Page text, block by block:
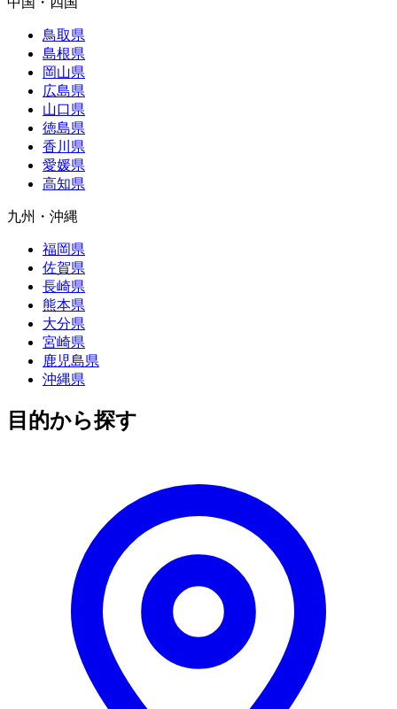
鳥取県
島根県
岡山県
広島県
山口県
徳島県
香川県
愛媛県
高知県
九州・沖縄
福岡県
佐賀県
長崎県
熊本県
大分県
宮崎県
鹿児島県
沖縄県
目的から探す